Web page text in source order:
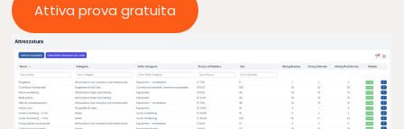
Attiva prova gratuita